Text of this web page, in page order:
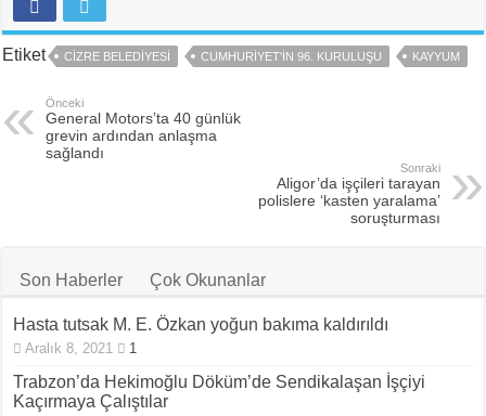
Etiket CIZRE BELEDIYESI CUMHURIYET'IN 96. KURULUŞU KAYYUM
Önceki
General Motors’ta 40 günlük
grevin ardından anlaşma
sağlandı
Sonraki
Aligor’da işçileri tarayan
polislere ‘kasten yaralama’
soruşturması
Son Haberler Çok Okunanlar
Hasta tutsak M. E. Özkan yoğun bakıma kaldırıldı
Aralık 8, 2021 1
Trabzon’da Hekimoğlu Döküm’de Sendikalaşan İşçiyi
Kaçırmaya Çalıştılar